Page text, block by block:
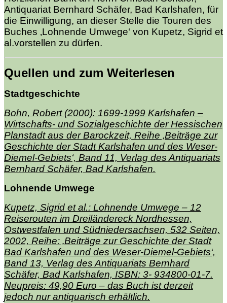
Antiquariat Bernhard Schäfer, Bad Karlshafen, für
die Einwilligung, an dieser Stelle die Touren des
Buches ‚Lohnende Umwege‘ von Kupetz, Sigrid et
al.vorstellen zu dürfen.
Quellen und zum Weiterlesen
Stadtgeschichte
Bohn, Robert (2000): 1699-1999 Karlshafen –
Wirtschafts- und Sozialgeschichte der Hessischen
Planstadt aus der Barockzeit, Reihe ‚Beiträge zur
Geschichte der Stadt Karlshafen und des Weser-
Diemel-Gebiets‘, Band 11, Verlag des Antiquariats
Bernhard Schäfer, Bad Karlshafen.
Lohnende Umwege
Kupetz, Sigrid et al.: Lohnende Umwege – 12
Reiserouten im Dreiländereck Nordhessen,
Ostwestfalen und Südniedersachsen, 532 Seiten,
2002, Reihe: ‚Beiträge zur Geschichte der Stadt
Bad Karlshafen und des Weser-Diemel-Gebiets‘,
Band 13, Verlag des Antiquariats Bernhard
Schäfer, Bad Karlshafen, ISBN: 3- 934800-01-7.
Neupreis: 49,90 Euro – das Buch ist derzeit
jedoch nur antiquarisch erhältlich.